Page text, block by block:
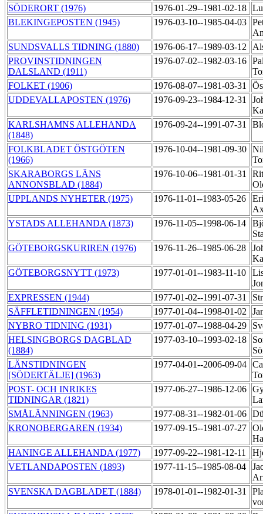
SÖDERORT (1976)
1976-01-29--1981-02-18
BLEKINGEPOSTEN (1945)
1976-03-10--1985-04-03
SUNDSVALLS TIDNING (1880)
1976-06-17--1989-03-12
PROVINSTIDNINGEN
DALSLAND (1911)
1976-07-02--1982-03-16
FOLKET (1906)
1976-08-07--1981-03-31
UDDEVALLAPOSTEN (1976)
1976-09-23--1984-12-31
KARLSHAMNS ALLEHANDA
(1848)
1976-09-24--1991-07-31
FOLKBLADET ÖSTGÖTEN
(1966)
1976-10-04--1981-09-30
SKARABORGS LÄNS
ANNONSBLAD (1884)
1976-10-06--1981-01-31
UPPLANDS NYHETER (1975)
1976-11-01--1983-05-26
YSTADS ALLEHANDA (1873)
1976-11-05--1998-06-14
GÖTEBORGSKURIREN (1976)
1976-11-26--1985-06-28
GÖTEBORGSNYTT (1973)
1977-01-01--1983-11-10
EXPRESSEN (1944)
1977-01-02--1991-07-31
SÄFFLETIDNINGEN (1954)
1977-01-04--1998-01-02
NYBRO TIDNING (1931)
1977-01-07--1988-04-29
HELSINGBORGS DAGBLAD
(1884)
1977-03-10--1993-02-18
LÄNSTIDNINGEN
[SÖDERTÄLJE] (1963)
1977-04-01--2006-09-04
POST- OCH INRIKES
TIDNINGAR (1821)
1977-06-27--1986-12-06
SMÅLÄNNINGEN (1963)
1977-08-31--1982-01-06
KRONOBERGAREN (1934)
1977-09-15--1981-07-27
HANINGE ALLEHANDA (1977)
1977-09-22--1981-12-11
VETLANDAPOSTEN (1893)
1977-11-15--1985-08-04
SVENSKA DAGBLADET (1884)
1978-01-01--1982-01-31